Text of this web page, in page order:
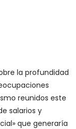
la profundidad
reunidos este
salarios y
que generaría